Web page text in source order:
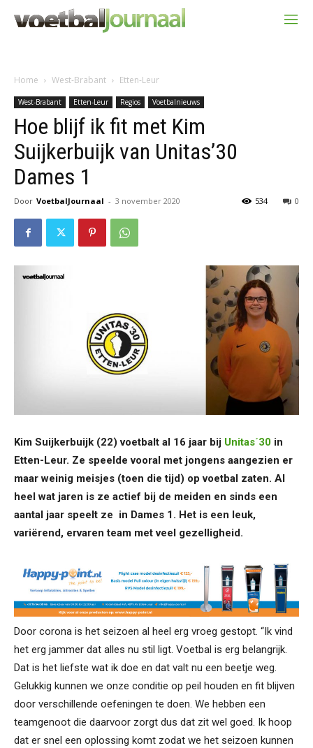
Home West-Brabant Etten-Leur
West-Brabant Etten-Leur Regios Voetbalnieuws
Hoe blijf ik fit met Kim
Suijkerbuijk van Unitas’30
Dames 1
Door VoetbalJournaal - 3 november 2020 0
534
Kim Suijkerbuijk (22) voetbalt al 16 jaar bij Unitas´30 in
Etten-Leur. Ze speelde vooral met jongens aangezien er
maar weinig meisjes (toen die tijd) op voetbal zaten. Al
heel wat jaren is ze actief bij de meiden en sinds een
aantal jaar speelt ze in Dames 1. Het is een leuk,
variërend, ervaren team met veel gezelligheid.
Door corona is het seizoen al heel erg vroeg gestopt. “Ik vind
het erg jammer dat alles nu stil ligt. Voetbal is erg belangrijk.
Dat is het liefste wat ik doe en dat valt nu een beetje weg.
Gelukkig kunnen we onze conditie op peil houden en fit blijven
door verschillende oefeningen te doen. We hebben een
teamgenoot die daarvoor zorgt dus dat zit wel goed. Ik hoop
dat er snel een oplossing komt zodat we het seizoen kunnen